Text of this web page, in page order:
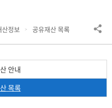
산정보 공유재산 목록
안내
목록